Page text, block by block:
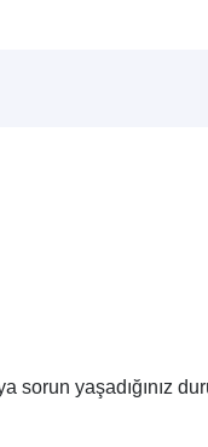
sorun yaşadığınız